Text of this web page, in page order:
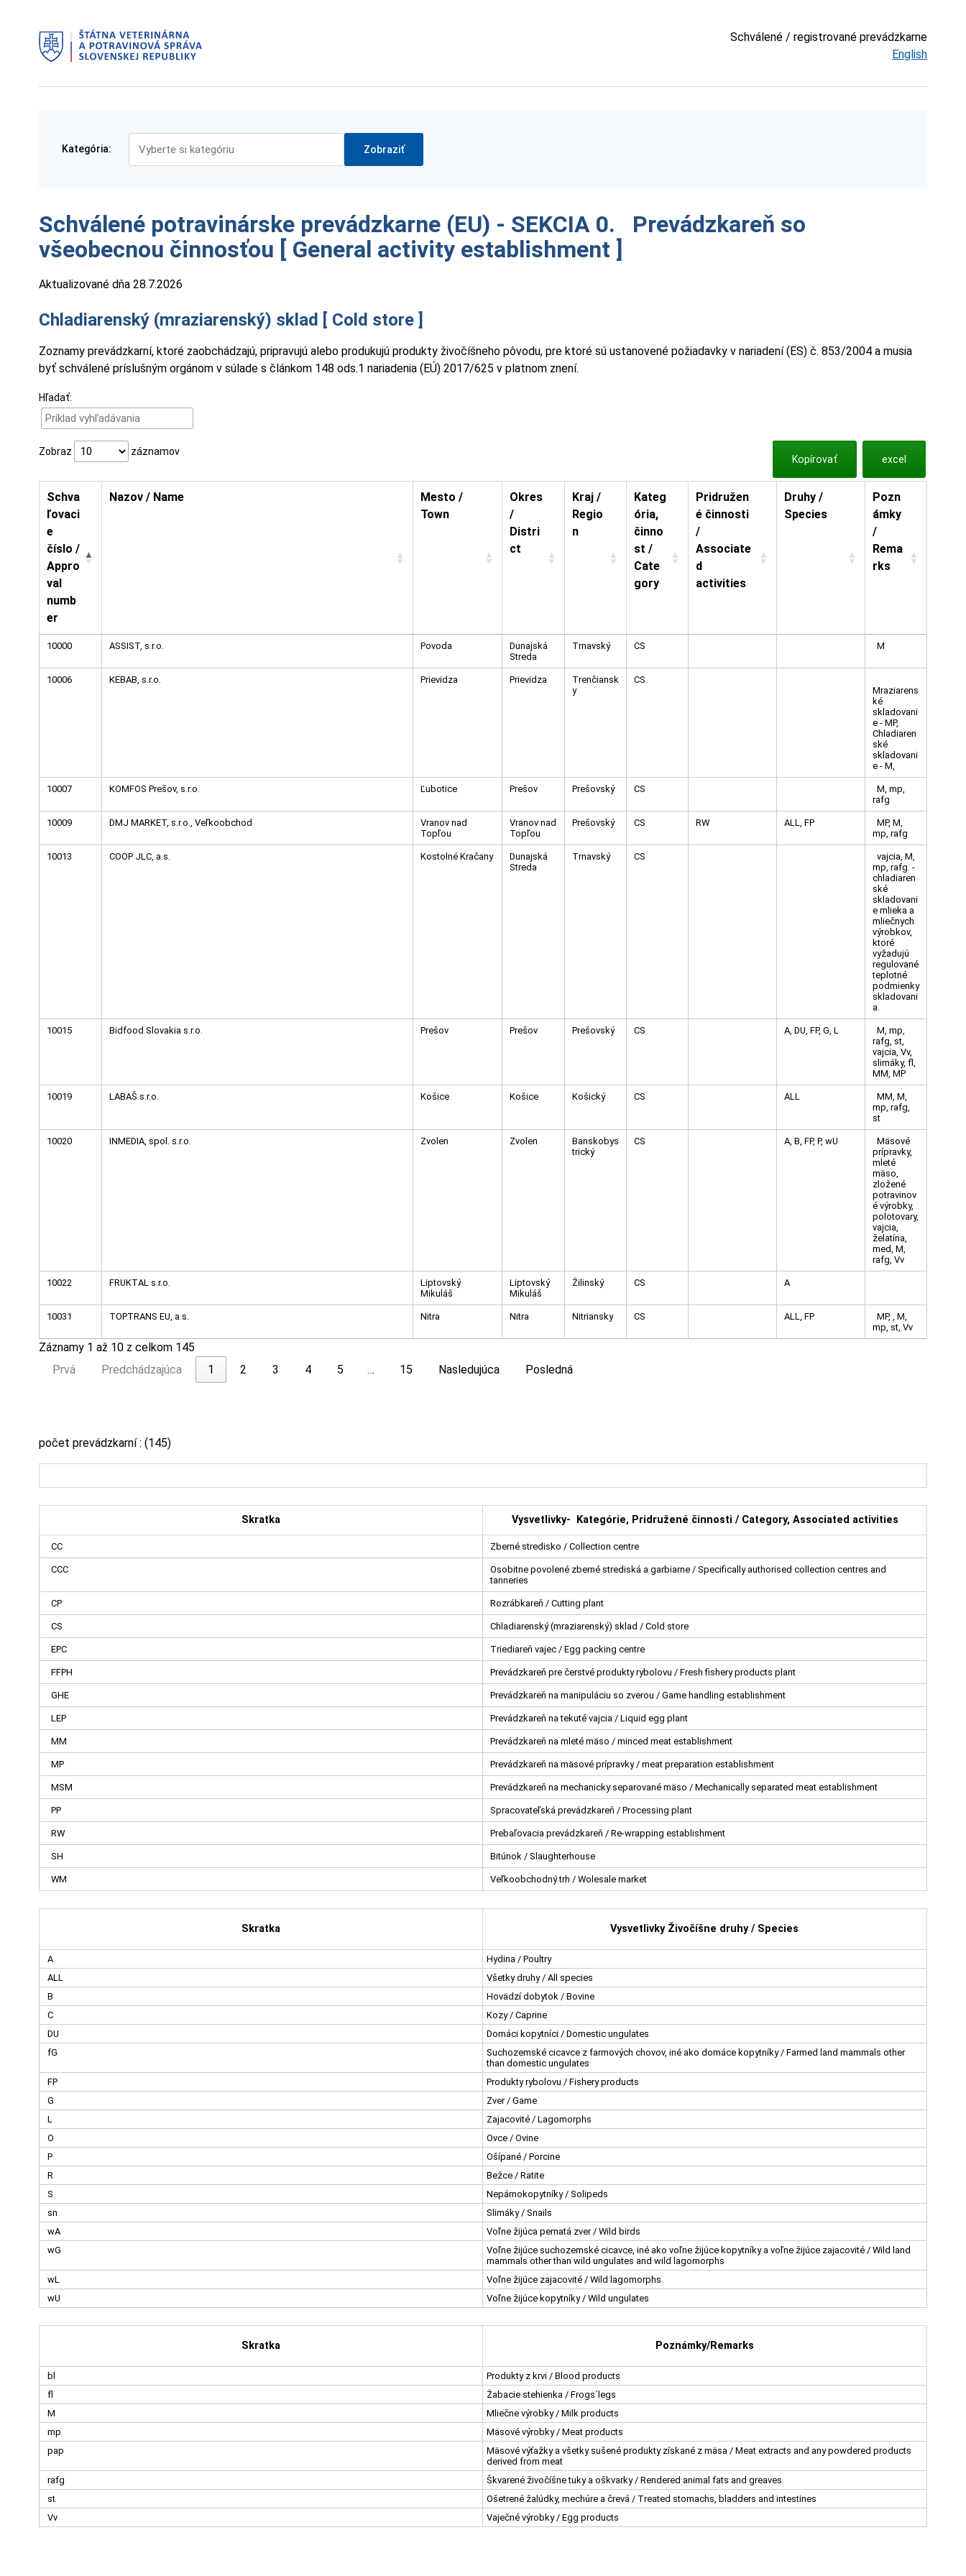
Schválené / registrované prevádzkarne
English
Kategória:
Schválené potravinárske prevádzkarne (EU) - SEKCIA 0. Prevádzkareň so
všeobecnou činnosťou [ General activity establishment ]
Aktualizované dňa 28.7.2026
Chladiarenský (mraziarenský) sklad [ Cold store ]
Zoznamy prevádzkarní, ktoré zaobchádzajú, pripravujú alebo produkujú produkty živočíšneho pôvodu, pre ktoré sú ustanovené požiadavky v nariadení (ES) č. 853/2004 a musia
byť schválené príslušným orgánom v súlade s článkom 148 ods.1 nariadenia (EÚ) 2017/625 v platnom znení.
Hľadať:
Kopírovať excel
Zobraz záznamov
Schva
ľovaci
e
číslo /
Appro
val
numb
er
Nazov / Name
Mesto /
Town
Okres
/
Distri
ct
Kraj /
Regio
n
Kateg
ória,
činno
st /
Cate
gory
Pridružen
é činnosti
/
Associate
d
activities
Druhy /
Species
Pozn
ámky
/
Rema
rks
10000 ASSIST, s.r.o. Povoda
Dunajská
Streda
Trnavský CS M
10006 KEBAB, s.r.o. Prievidza Prievidza
Trenčiansk
y
CS
Mraziarens
ké
skladovani
e - MP,
Chladiaren
ské
skladovani
e - M,
10007 KOMFOS Prešov, s.r.o. Ľubotice Prešov Prešovský CS
M, mp,
rafg
10009 DMJ MARKET, s.r.o., Veľkoobchod
Vranov nad
Topľou
Vranov nad
Topľou
Prešovský CS RW ALL, FP
MP, M,
mp, rafg
10013 COOP JLC, a.s. Kostolné Kračany
Dunajská
Streda
Trnavský CS
vajcia, M,
mp, rafg. -
chladiaren
ské
skladovani
e mlieka a
mliečnych
výrobkov,
ktoré
vyžadujú
regulované
teplotné
podmienky
skladovani
a.
10015 Bidfood Slovakia s.r.o. Prešov Prešov Prešovský CS A, DU, FP, G, L
M, mp,
rafg, st,
vajcia, Vv,
slimáky, fl,
MM, MP
10019 LABAŠ s.r.o. Košice Košice Košický CS ALL
MM, M,
mp, rafg,
st
10020 INMEDIA, spol. s.r.o. Zvolen Zvolen
Banskobys
trický
CS A, B, FP, P, wU
Mäsové
prípravky,
mleté
mäso,
zložené
potravinov
é výrobky,
polotovary,
vajcia,
želatína,
med, M,
rafg, Vv
10022 FRUKTAL s.r.o.
Liptovský
Mikuláš
Liptovský
Mikuláš
Žilinský CS A
10031 TOPTRANS EU, a.s. Nitra Nitra Nitriansky CS ALL, FP
MP, , M,
mp, st, Vv
Záznamy 1 až 10 z celkom 145
Prvá
Predchádzajúca 1 2 3 4 5 … 15 Nasledujúca Posledná
počet prevádzkarní : (145)
Skratka Vysvetlivky- Kategórie, Pridružené činnosti / Category, Associated activities
CC Zberné stredisko / Collection centre
CCC
Osobitne povolené zberné strediská a garbiarne / Specifically authorised collection centres and
tanneries
CP Rozrábkareň / Cutting plant
CS Chladiarenský (mraziarenský) sklad / Cold store
EPC Triediareň vajec / Egg packing centre
FFPH Prevádzkareň pre čerstvé produkty rybolovu / Fresh fishery products plant
GHE Prevádzkareň na manipuláciu so zverou / Game handling establishment
LEP Prevádzkareň na tekuté vajcia / Liquid egg plant
MM Prevádzkareň na mleté mäso / minced meat establishment
MP Prevádzkareň na mäsové prípravky / meat preparation establishment
MSM Prevádzkareň na mechanicky separované mäso / Mechanically separated meat establishment
PP Spracovateľská prevádzkareň / Processing plant
RW Prebaľovacia prevádzkareň / Re-wrapping establishment
SH Bitúnok / Slaughterhouse
WM Veľkoobchodný trh / Wolesale market
Skratka Vysvetlivky Živočíšne druhy / Species
A
Hydina / Poultry
ALL
Všetky druhy / All species
B
Hovädzí dobytok / Bovine
C
Kozy / Caprine
DU
Domáci kopytníci / Domestic ungulates
fG
Suchozemské cicavce z farmových chovov, iné ako domáce kopytníky / Farmed land mammals other
than domestic ungulates
FP
Produkty rybolovu / Fishery products
G
Zver / Game
L
Zajacovité / Lagomorphs
O
Ovce / Ovine
P
Ošípané / Porcine
R
Bežce / Ratite
S
Nepárnokopytníky / Solipeds
sn
Slimáky / Snails
wA
Voľne žijúca pernatá zver / Wild birds
wG
Voľne žijúce suchozemské cicavce, iné ako voľne žijúce kopytníky a voľne žijúce zajacovité / Wild land
mammals other than wild ungulates and wild lagomorphs
wL
Voľne žijúce zajacovité / Wild lagomorphs
wU
Voľne žijúce kopytníky / Wild ungulates
Skratka Poznámky/Remarks
bl
Produkty z krvi / Blood products
fl
Žabacie stehienka / Frogs´legs
M
Mliečne výrobky / Milk products
mp
Mäsové výrobky / Meat products
pap
Mäsové výťažky a všetky sušené produkty získané z mäsa / Meat extracts and any powdered products
derived from meat
rafg
Škvarené živočíšne tuky a oškvarky / Rendered animal fats and greaves
st
Ošetrené žalúdky, mechúre a črevá / Treated stomachs, bladders and intestines
Vv
Vaječné výrobky / Egg products